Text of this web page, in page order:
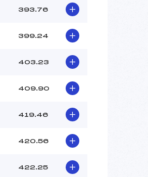
393.76
399.24
403.23
409.90
419.46
420.56
422.25